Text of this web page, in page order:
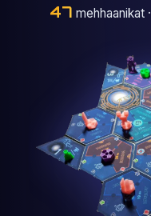
47 mehhaanikat·